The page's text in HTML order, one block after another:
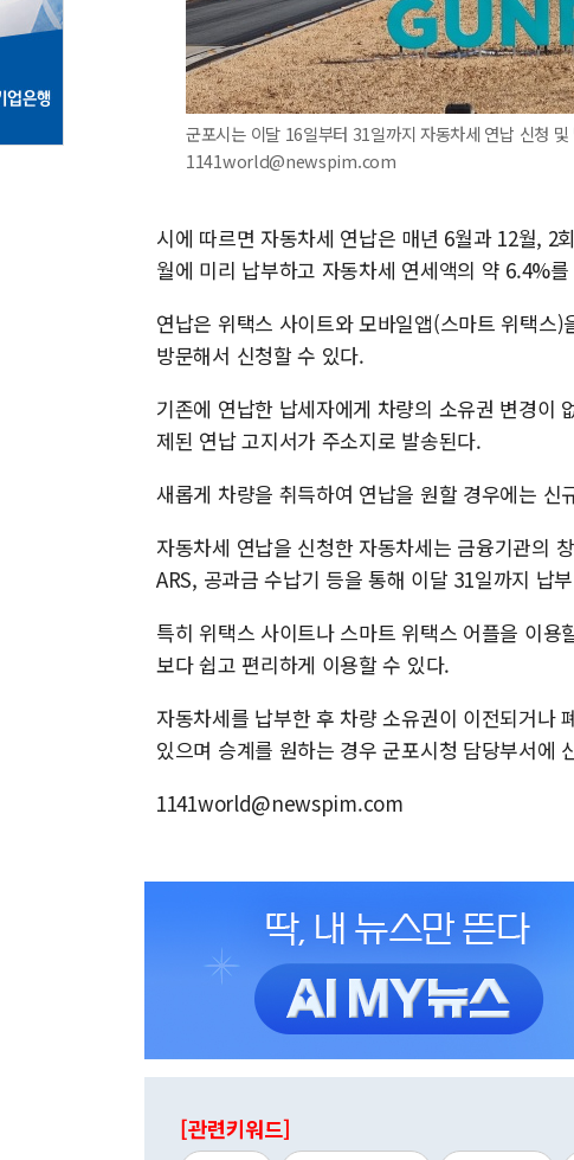
군포시는 이달 16일부터 31일까지 자동차세 연납 신청
1141world@newspim.com
시에 따르면 자동차세 연납은 매년 6월과 12월, 2
월에 미리 납부하고 자동차세 연세액의 약 6.4%
연납은 위택스 사이트와 모바일앱(스마트 위택스
방문해서 신청할 수 있다.
기존에 연납한 납세자에게 차량의 소유권 변경이
제된 연납 고지서가 주소지로 발송된다.
새롭게 차량을 취득하여 연납을 원할 경우에는
자동차세 연납을 신청한 자동차세는 금융기관의
ARS, 공과금 수납기 등을 통해 이달 31일까지 납
특히 위택스 사이트나 스마트 위택스 어플을 이
보다 쉽고 편리하게 이용할 수 있다.
자동차세를 납부한 후 차량 소유권이 이전되거나
있으며 승계를 원하는 경우 군포시청 담당부서에
1141world@newspim.com
[관련키워드]